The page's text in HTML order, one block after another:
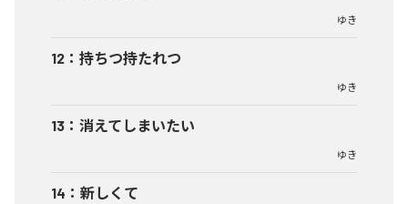
ゆき
12 ： 持ちつ持たれつ
ゆき
13 ： 消えてしまいたい
ゆき
14 ： 新しくて